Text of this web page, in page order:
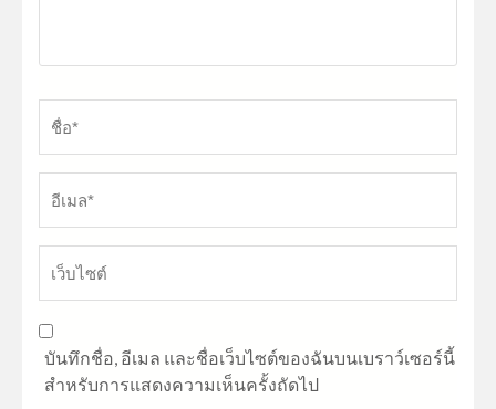
บันทึกชื่อ, อีเมล และชื่อเว็บไซต์ของฉันบนเบราว์เซอร์นี้
สำหรับการแสดงความเห็นครั้งถัดไป